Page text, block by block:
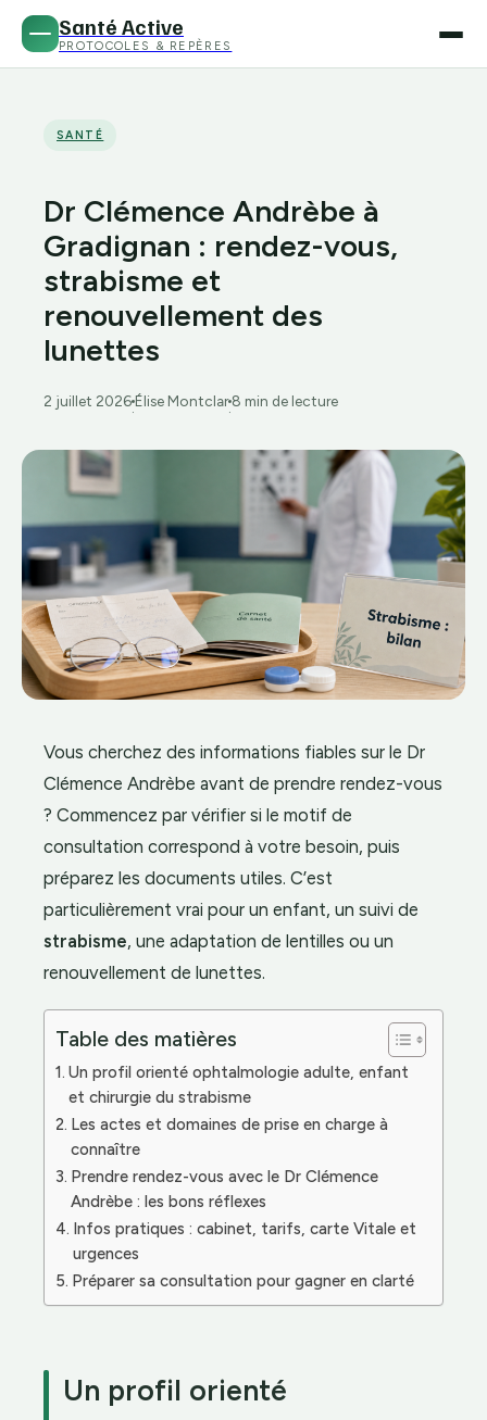
Santé Active
PROTOCOLES & REPÈRES
SANTÉ
Dr Clémence Andrèbe à
Gradignan : rendez-vous,
strabisme et
renouvellement des
lunettes
2 juillet 2026
·
Élise Montclar
·
8 min de lecture
Vous cherchez des informations fiables sur le Dr
Clémence Andrèbe avant de prendre rendez-vous
? Commencez par vérifier si le motif de
consultation correspond à votre besoin, puis
préparez les documents utiles. C’est
particulièrement vrai pour un enfant, un suivi de
strabisme, une adaptation de lentilles ou un
renouvellement de lunettes.
Table des matières
Un profil orienté ophtalmologie adulte, enfant
et chirurgie du strabisme
Les actes et domaines de prise en charge à
connaître
Prendre rendez-vous avec le Dr Clémence
Andrèbe : les bons réflexes
Infos pratiques : cabinet, tarifs, carte Vitale et
urgences
Préparer sa consultation pour gagner en clarté
Un profil orienté